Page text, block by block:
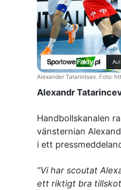
Alexander Tatarintsev. Foto:
Alexandr
Handbollskanalen
vänsternian
i ett
”Vi har scoutat
ett riktigt bra